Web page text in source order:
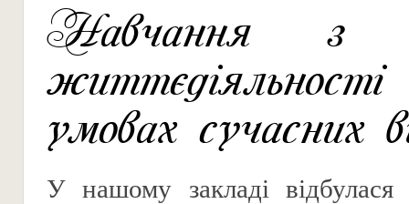
Навчання з
умовах сучасних
У нашому закладі відбулася